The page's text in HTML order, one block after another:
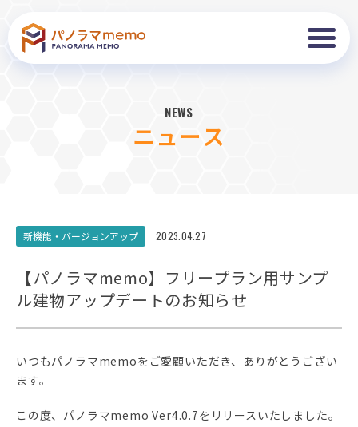
NEWS
ニュース
新機能・バージョンアップ 2023.04.27
【パノラマmemo】フリープラン用サンプ
ル建物アップデートのお知らせ
いつもパノラマmemoをご愛顧いただき、ありがとうござい
ます。
この度、パノラマmemo Ver4.0.7をリリースいたしました。